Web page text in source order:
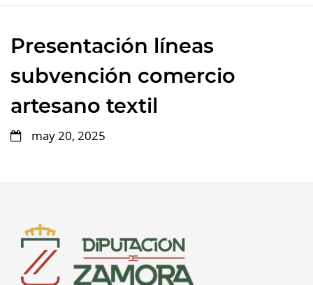
Presentación líneas
subvención comercio
artesano textil
may 20, 2025